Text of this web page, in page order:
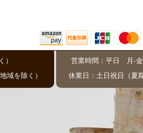
）
域を除く）
営業時間：平日 月-
休業日：土日祝日（夏